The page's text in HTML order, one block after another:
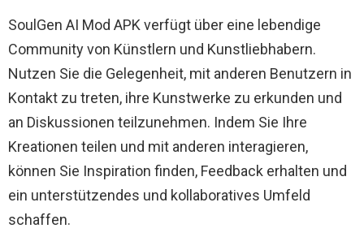
SoulGen AI Mod APK verfügt über eine lebendige
Community von Künstlern und Kunstliebhabern.
Nutzen Sie die Gelegenheit, mit anderen Benutzern in
Kontakt zu treten, ihre Kunstwerke zu erkunden und
an Diskussionen teilzunehmen. Indem Sie Ihre
Kreationen teilen und mit anderen interagieren,
können Sie Inspiration finden, Feedback erhalten und
ein unterstützendes und kollaboratives Umfeld
schaffen.